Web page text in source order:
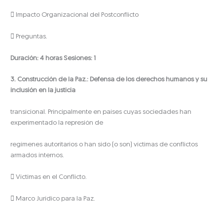
 Impacto Organizacional del Postconflicto
 Preguntas.
Duración: 4 horas Sesiones: 1
3. Construcción de la Paz.: Defensa de los derechos humanos y su
inclusión en la justicia
transicional. Principalmente en países cuyas sociedades han
experimentado la represión de
regímenes autoritarios o han sido (o son) víctimas de conflictos
armados internos.
 Víctimas en el Conflicto.
 Marco Jurídico para la Paz.